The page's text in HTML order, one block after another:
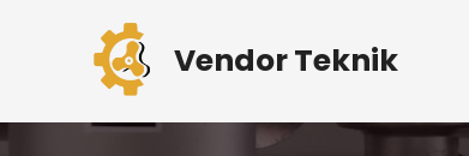
Vendor Teknik